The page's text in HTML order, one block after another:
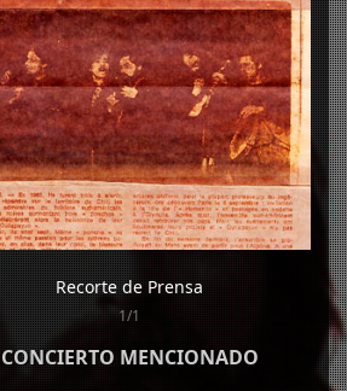
Recorte de Prensa
1/1
CONCIERTO MENCIONADO